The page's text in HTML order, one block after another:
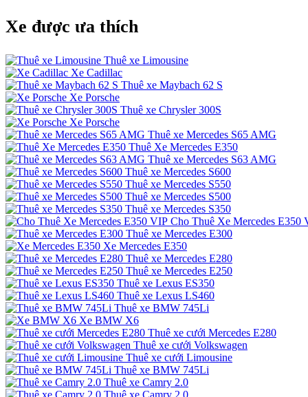
Xe được ưa thích
Thuê xe Limousine
Xe Cadillac
Thuê xe Maybach 62 S
Xe Porsche
Thuê xe Chrysler 300S
Xe Porsche
Thuê xe Mercedes S65 AMG
Thuê Xe Mercedes E350
Thuê xe Mercedes S63 AMG
Thuê xe Mercedes S600
Thuê xe Mercedes S550
Thuê xe Mercedes S500
Thuê xe Mercedes S350
Cho Thuê Xe Mercedes E350
Thuê xe Mercedes E300
Xe Mercedes E350
Thuê xe Mercedes E280
Thuê xe Mercedes E250
Thuê xe Lexus ES350
Thuê xe Lexus LS460
Thuê xe BMW 745Li
Xe BMW X6
Thuê xe cưới Mercedes E280
Thuê xe cưới Volkswagen
Thuê xe cưới Limousine
Thuê xe BMW 745Li
Thuê xe Camry 2.0
Thuê xe Camry 2.0